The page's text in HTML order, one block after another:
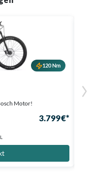
120 Nm
Motor!
3.799 €*